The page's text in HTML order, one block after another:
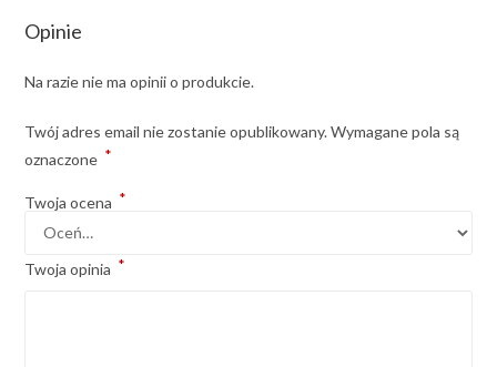
Opinie
Na razie nie ma opinii o produkcie.
Twój adres email nie zostanie opublikowany. Wymagane pola są
oznaczone *
Twoja ocena *
Twoja opinia *